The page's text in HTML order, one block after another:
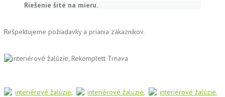
Riešenie šité na mieru.
Rešpektujeme požiadavky a priania zákazníkov.